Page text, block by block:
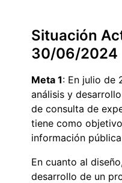
Situación
30/06/2024
Meta 1: En julio de
análisis y
de consulta de
tiene como
información
En cuanto al
desarrollo de un